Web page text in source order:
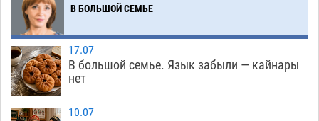
крышей за шестнадцать миллионов
08:29
Астраханские спасатели назвали причину
пожара, в котором погиб 3-месячный малыш
В БОЛЬШОЙ СЕМЬЕ
17.07
В большой семье. Язык забыли — кайнары
нет
10.07